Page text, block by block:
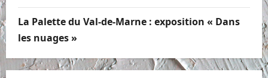
La Palette du Val-de-Marne : exposition « Dans
les nuages »